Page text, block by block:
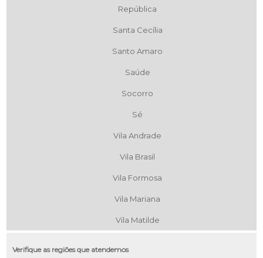
República
Santa Cecília
Santo Amaro
Saúde
Socorro
Sé
Vila Andrade
Vila Brasil
Vila Formosa
Vila Mariana
Vila Matilde
Verifique as regiões que atendemos